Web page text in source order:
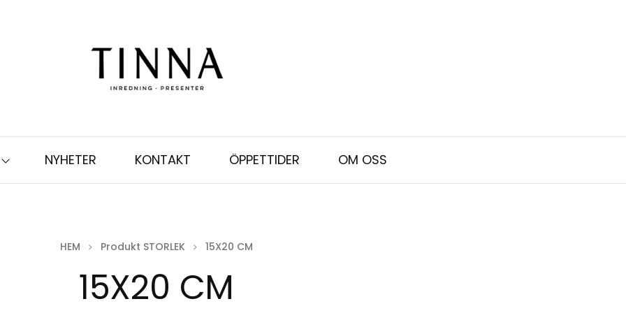
NYHETER KONTAKT ÖPPETTIDER OM OSS
HEM Produkt STORLEK 15X20 CM
15X20 CM